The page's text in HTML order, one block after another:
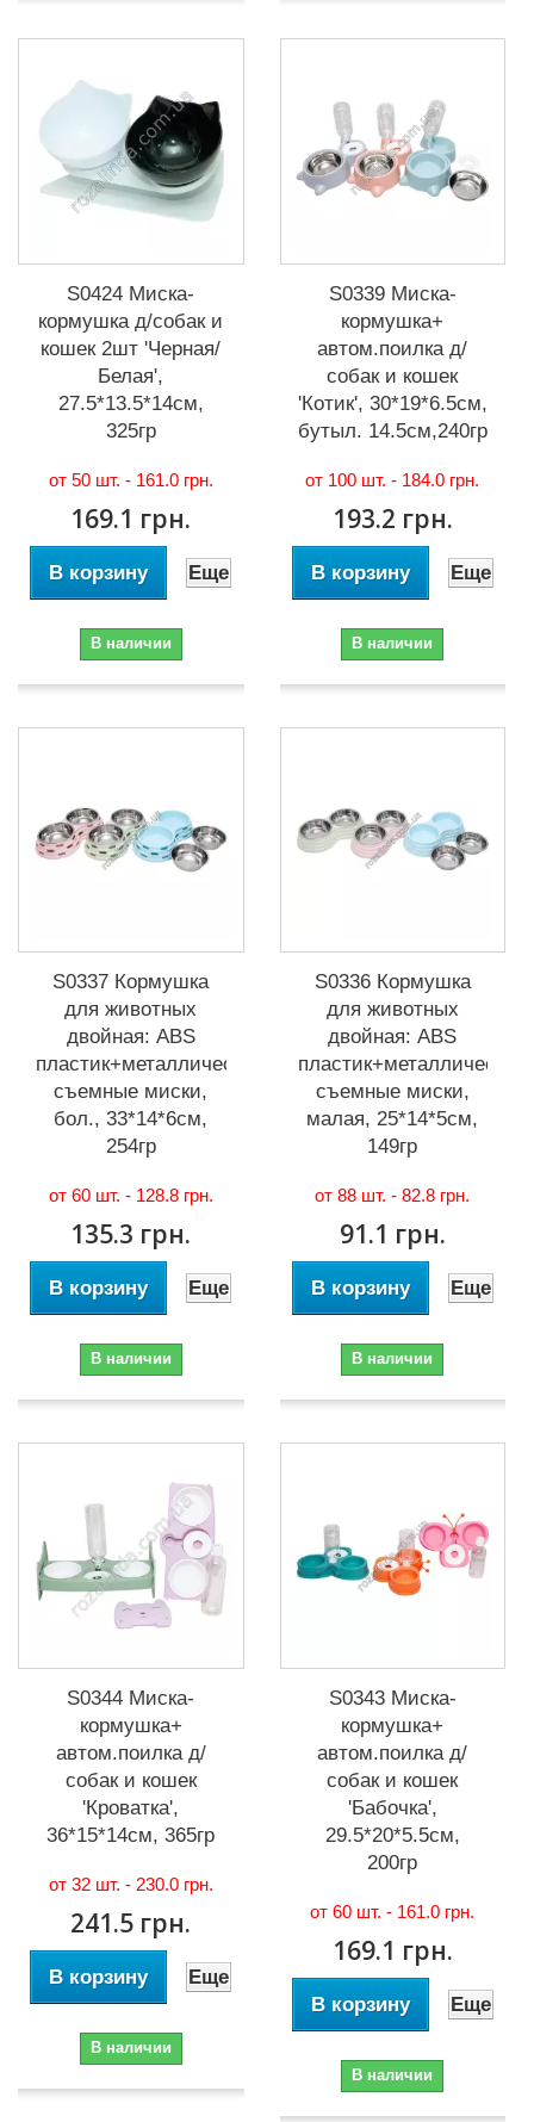
S0424 Миска-
кормушка д/собак и
кошек 2шт 'Черная/
Белая',
27.5*13.5*14см,
325гр
от 50 шт. - 161.0 грн.
169.1 грн.
В корзину Еще
В наличии
S0339 Миска-
кормушка+
автом.поилка д/
собак и кошек
'Котик', 30*19*6.5см,
бутыл. 14.5см,240гр
от 100 шт. - 184.0 грн.
193.2 грн.
В корзину Еще
В наличии
S0337 Кормушка
для животных
двойная: ABS
пластик+металлические
съемные миски,
бол., 33*14*6см,
254гр
от 60 шт. - 128.8 грн.
135.3 грн.
В корзину Еще
В наличии
S0336 Кормушка
для животных
двойная: ABS
пластик+металлические
съемные миски,
малая, 25*14*5см,
149гр
от 88 шт. -82.8 грн.
91.1 грн.
В корзину Еще
В наличии
S0344 Миска-
кормушка+
автом.поилка д/
собак и кошек
'Кроватка',
36*15*14см, 365гр
от 32 шт. - 230.0 грн.
241.5 грн.
В корзину Еще
В наличии
S0343 Миска-
кормушка+
автом.поилка д/
собак и кошек
'Бабочка',
29.5*20*5.5см,
200гр
от 60 шт. - 161.0 грн.
169.1 грн.
В корзину Еще
В наличии